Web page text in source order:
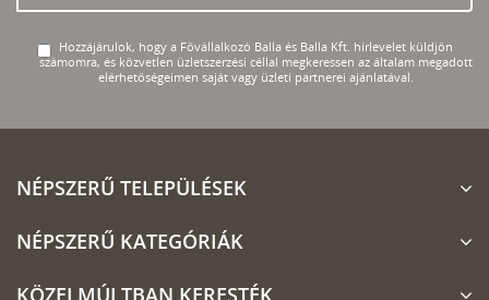
Hozzájárulok, hogy a Fővállalkozó Balla és Balla Kft. hírlevelet küldjön
számomra, és közvetlen üzletszerzési céllal megkeressen az általam megadott
elérhetőségeimen saját vagy üzleti partnerei ajánlatával.
NÉPSZERŰ TELEPÜLÉSEK
NÉPSZERŰ KATEGÓRIÁK
KÖZELMÚLTBAN KERESTÉK